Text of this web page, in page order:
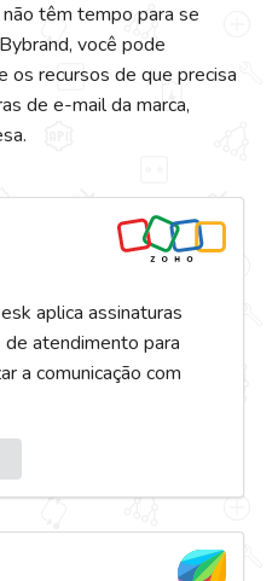
têm tempo para se
você pode
recursos de que precisa
de e-mail da marca,
aplica assinaturas
atendimento para
a comunicação com